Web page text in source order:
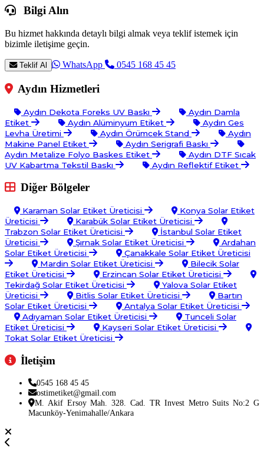
Bilgi Alın
Bu hizmet hakkında detaylı bilgi almak veya teklif istemek için
bizimle iletişime geçin.
Teklif Al WhatsApp 0545 168 45 45
Aydın Hizmetleri
Aydın Dekota Foreks UV Baskı
Aydın Damla
Etiket
Aydın Alüminyum Etiket
Aydın Ges
Levha Üretimi
Aydın Örümcek Stand
Aydın
Makine Panel Etiket
Aydın Serigrafi Baskı
Aydın Metalize Folyo Baskes Etiket
Aydın DTF Sıcak
UV Kabartma Tekstil Baskı
Aydın Reflektif Etiket
Diğer Bölgeler
Karaman Solar Etiket Üreticisi
Konya Solar Etiket
Üreticisi
Karabük Solar Etiket Üreticisi
Trabzon Solar Etiket Üreticisi
İstanbul Solar Etiket
Üreticisi
Şırnak Solar Etiket Üreticisi
Ardahan
Solar Etiket Üreticisi
Çanakkale Solar Etiket Üreticisi
Mardin Solar Etiket Üreticisi
Bilecik Solar
Etiket Üreticisi
Erzincan Solar Etiket Üreticisi
Tekirdağ Solar Etiket Üreticisi
Yalova Solar Etiket
Üreticisi
Bitlis Solar Etiket Üreticisi
Bartın
Solar Etiket Üreticisi
Antalya Solar Etiket Üreticisi
Adıyaman Solar Etiket Üreticisi
Tunceli Solar
Etiket Üreticisi
Kayseri Solar Etiket Üreticisi
Tokat Solar Etiket Üreticisi
İletişim
0545 168 45 45
ostimetiket@gmail.com
M. Akif Ersoy Mah. 328. Cad. TR Invest Metro Suits No:2 G
Macunköy-Yenimahalle/Ankara